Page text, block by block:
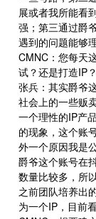
展或者我所能看
强；第三通过爵
遇到的问题能够
CMNC：您每天
试？还是打造IP？
张兵：其实爵爷
社会上的一些贩
一个理性的IP产
的现象，这个账
外一个原因我是
爵爷这个账号在
数量比较多，所
之前团队培养出
为一个IP，目前